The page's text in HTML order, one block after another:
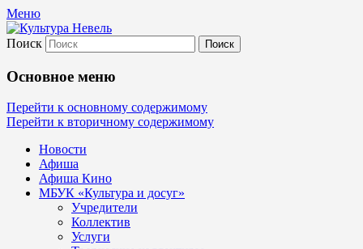
Меню
Культура Невель
МБУК Невельского района "Культура
и досуг"
Поиск
Основное меню
Перейти к основному содержимому
Перейти к вторичному содержимому
Новости
Афиша
Афиша Кино
МБУК «Культура и досуг»
Учредители
Коллектив
Услуги